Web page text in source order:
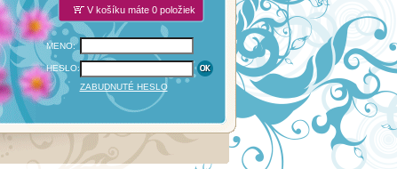
V košíku máte 0 položiek
MENO:
HESLO:
ZABUDNUTÉ HESLO